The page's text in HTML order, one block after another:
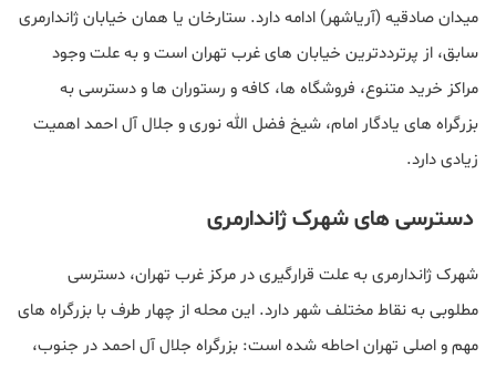
میدان صادقیه (آریاشهر) ادامه دارد. ستارخان یا همان خیابان ژاندارمری
سابق، از پرترددترین خیابان‌ های غرب تهران است و به علت وجود
مراکز خرید متنوع، فروشگاه‌ ها، کافه و رستوران‌ ها و دسترسی به
بزرگراه‌ های یادگار امام، شیخ فضل‌ الله نوری و جلال آل احمد اهمیت
زیادی دارد.
دسترسی های شهرک ژاندارمری
شهرک ژاندارمری به علت قرارگیری در مرکز غرب تهران، دسترسی
مطلوبی به نقاط مختلف شهر دارد. این محله از چهار طرف با بزرگراه‌ های
مهم و اصلی تهران احاطه شده است: بزرگراه جلال آل احمد در جنوب،